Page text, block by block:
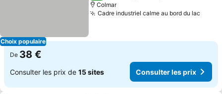
Choix populaire
Colmar
Cadre industriel calme au bord du lac
De 38 €
Consulter les prix de 15 sites Consulter les prix